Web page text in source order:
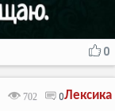
0
Лексика
702 0